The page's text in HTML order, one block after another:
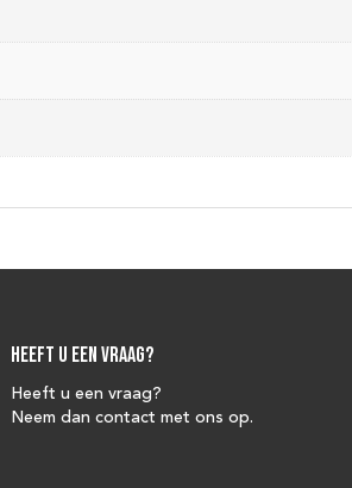
Heeft u een vraag?
Heeft u een vraag?
Neem dan contact met ons op.